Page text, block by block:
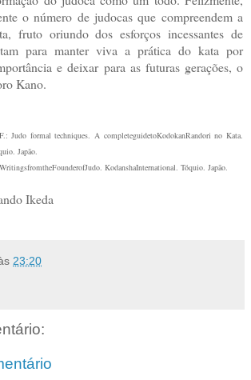
o número de judocas que compreendem a
fruto oriundo dos esforços incessantes de
para manter viva a prática do kata por
e deixar para as futuras gerações, o
Kano.
Judo formal techniques. A completeguidetoKodokanRandori no Kata.
Japão.
KodanshaInternational. Tóquio. Japão.
Ikeda
23:20